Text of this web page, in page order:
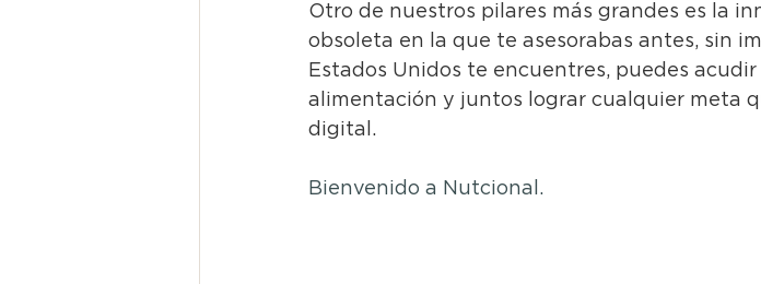
Otro de nuestros pilares más grandes es la
obsoleta en la que te asesorabas antes, sin
Estados Unidos te encuentres, puedes
alimentación y juntos lograr cualquier meta
digital.
Bienvenido a Nutcional.